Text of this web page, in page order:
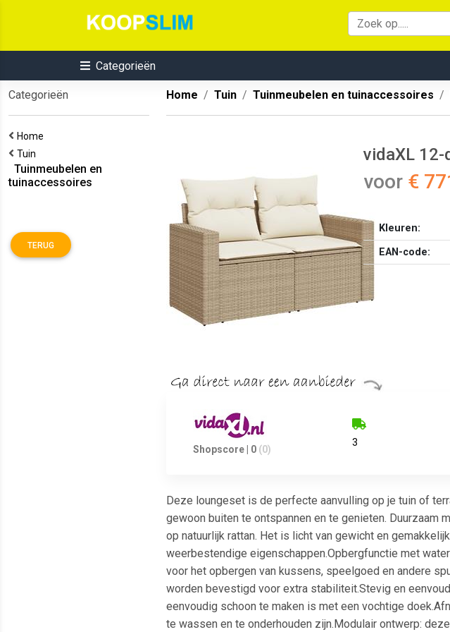
Categorieën
Categorieën
Home
Tuin
Tuinmeubelen en
tuinaccessoires
TERUG
Home Tuin Tuinmeubelen en tuinaccessoires
vidaXL
voor €
Kleuren:
EAN-code:
Shopscore | 0 (0)
3
Deze loungeset is de perfecte aanvulling op je tuin of
gewoon buiten te ontspannen en te genieten. Duurzaam
op natuurlijk rattan. Het is licht van gewicht en
weerbestendige eigenschappen.Opbergfunctie met
voor het opbergen van kussens, speelgoed en andere
worden bevestigd voor extra stabiliteit.Stevig en
eenvoudig schoon te maken is met een vochtige
te wassen en te onderhouden zijn.Modulair ontwerp: